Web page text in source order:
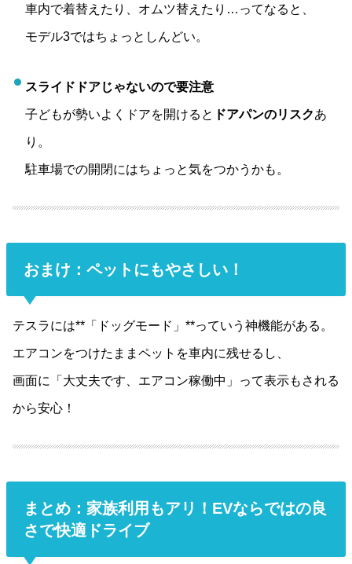
車内で着替えたり、オムツ替えたり…ってなると、
モデル3ではちょっとしんどい。
スライドドアじゃないので要注意
子どもが勢いよくドアを開けると ドアパンのリスクあ
り。
駐車場での開閉にはちょっと気をつかうかも。
おまけ：ペットにもやさしい！
テスラには**「ドッグモード」**っていう神機能がある。
エアコンをつけたままペットを車内に残せるし、
画面に「大丈夫です、エアコン稼働中」って表示もされる
から安心！
まとめ：家族利用もアリ！EVならではの良
さで快適ドライブ